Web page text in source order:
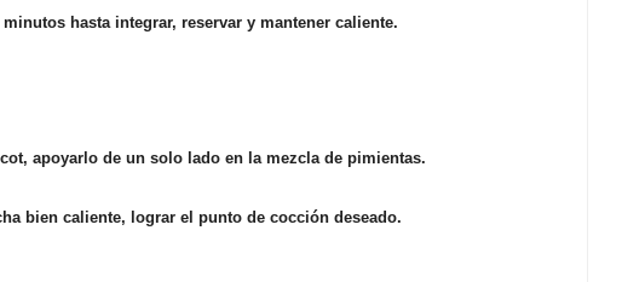
hasta integrar, reservar y mantener caliente.
apoyarlo de un solo lado en la mezcla de pimientas.
bien caliente, lograr el punto de cocción deseado.